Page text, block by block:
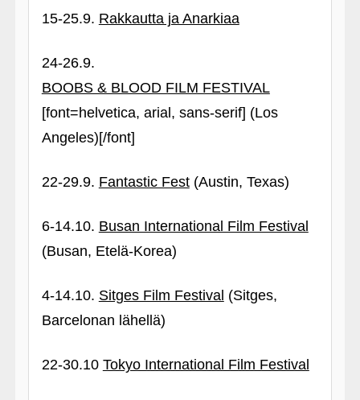
15-25.9. Rakkautta ja Anarkiaa
24-26.9.
BOOBS & BLOOD FILM FESTIVAL
[font=helvetica, arial, sans-serif] (Los
Angeles)[/font]
22-29.9. Fantastic Fest(Austin, Texas)
6-14.10. Busan International Film Festival
(Busan, Etelä-Korea)
4-14.10. Sitges Film Festival (Sitges,
Barcelonan lähellä)
22-30.10 Tokyo International Film Festival